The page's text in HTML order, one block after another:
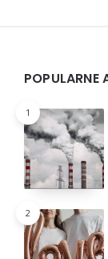
Widgets
POPULARNE
1
2